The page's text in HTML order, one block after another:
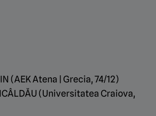
(AEK Atena | Grecia, 74/12)
(Universitatea Craiova,